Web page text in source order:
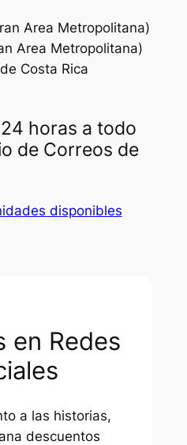
Area Metropolitana)
Area Metropolitana)
Costa Rica
horas a todo
de Correos de
disponibles
en Redes
a las historias,
descuentos